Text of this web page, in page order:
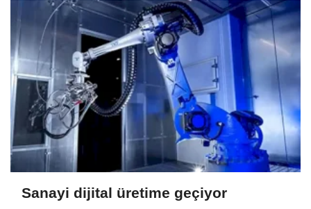
Sanayi dijital üretime geçiyor